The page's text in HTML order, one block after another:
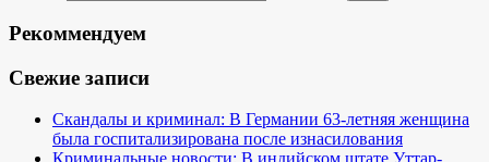
Рекоммендуем
Свежие записи
Скандалы и криминал: В Германии 63-летняя женщина
была госпитализирована после изнасилования